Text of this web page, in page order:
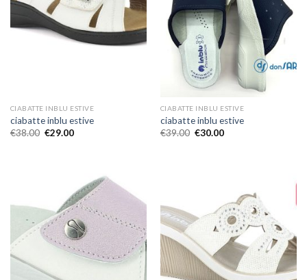
CIABATTE INBLU ESTIVE
ciabatte inblu estive
€38.00 €29.00
CIABATTE INBLU ESTIVE
ciabatte inblu estive
€39.00 €30.00